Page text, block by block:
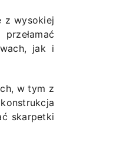
z wysokiej
jak i
w tym z
skarpetki